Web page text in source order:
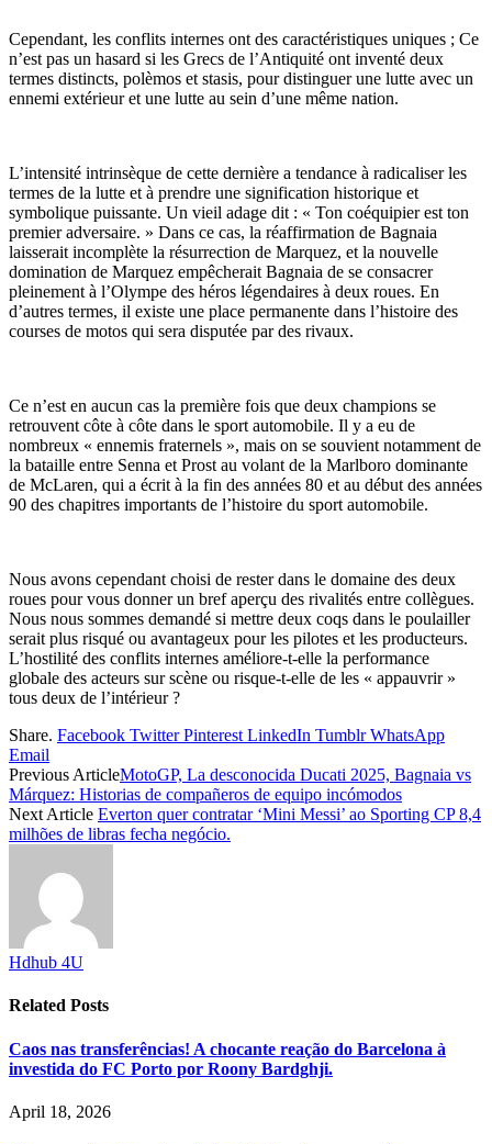
Cependant, les conflits internes ont des caractéristiques uniques ; Ce
n’est pas un hasard si les Grecs de l’Antiquité ont inventé deux
termes distincts, polèmos et stasis, pour distinguer une lutte avec un
ennemi extérieur et une lutte au sein d’une même nation.
L’intensité intrinsèque de cette dernière a tendance à radicaliser les
termes de la lutte et à prendre une signification historique et
symbolique puissante. Un vieil adage dit : « Ton coéquipier est ton
premier adversaire. » Dans ce cas, la réaffirmation de Bagnaia
laisserait incomplète la résurrection de Marquez, et la nouvelle
domination de Marquez empêcherait Bagnaia de se consacrer
pleinement à l’Olympe des héros légendaires à deux roues. En
d’autres termes, il existe une place permanente dans l’histoire des
courses de motos qui sera disputée par des rivaux.
Ce n’est en aucun cas la première fois que deux champions se
retrouvent côte à côte dans le sport automobile. Il y a eu de
nombreux « ennemis fraternels », mais on se souvient notamment de
la bataille entre Senna et Prost au volant de la Marlboro dominante
de McLaren, qui a écrit à la fin des années 80 et au début des années
90 des chapitres importants de l’histoire du sport automobile.
Nous avons cependant choisi de rester dans le domaine des deux
roues pour vous donner un bref aperçu des rivalités entre collègues.
Nous nous sommes demandé si mettre deux coqs dans le poulailler
serait plus risqué ou avantageux pour les pilotes et les producteurs.
L’hostilité des conflits internes améliore-t-elle la performance
globale des acteurs sur scène ou risque-t-elle de les « appauvrir »
tous deux de l’intérieur ?
Share. Facebook Twitter Pinterest LinkedIn Tumblr WhatsApp
Email
Previous ArticleMotoGP, La desconocida Ducati 2025, Bagnaia vs
Márquez: Historias de compañeros de equipo incómodos
Next Article Everton quer contratar ‘Mini Messi’ ao Sporting CP 8,4
milhões de libras fecha negócio.
Hdhub 4U
Related Posts
Caos nas transferências! A chocante reação do Barcelona à
investida do FC Porto por Roony Bardghji.
April 18, 2026